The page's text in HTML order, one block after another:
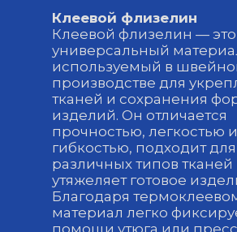
Клеевой флизелин
Клеевой флизелин — это
универсальный
используемый в
производстве для
тканей и сохранения
изделий. Он отличается
прочностью, легкостью и
гибкостью, подходит для
различных типов тканей
утяжеляет готовое
Благодаря
материал легко
помощи утюга или